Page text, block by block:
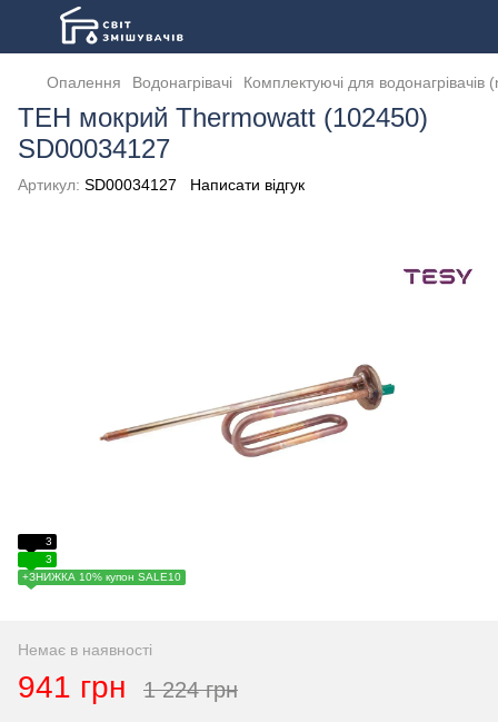
Опалення Водонагрівачі Комплектуючі для водонагрівачів
ТЕН мокрий Thermowatt (102450)
SD00034127
Артикул: SD00034127 Написати відгук
3
3
+ЗНИЖКА 10% купон SALE10
Немає в наявності
941 грн 1 224 грн